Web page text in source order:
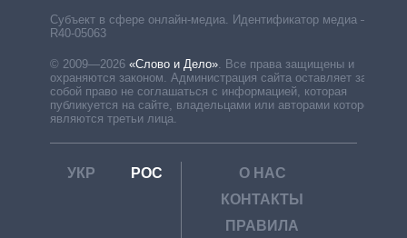
Субъект в сфере онлайн-медиа. Идентификатор медиа –
R40-05063
© 2009—2026 «Слово и Дело». Все права защищены и
охраняются законом. Администрация сайта оставляет за
собой право не соглашаться с информацией, которая
публикуется на сайте, владельцами или авторами которой
являются третьи лица.
УКР РОС
О НАС
КОНТАКТЫ
ПРАВИЛА